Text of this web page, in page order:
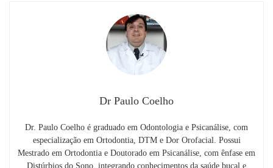
Dr Paulo Coelho
Dr. Paulo Coelho é graduado em Odontologia e Psicanálise, com
especialização em Ortodontia, DTM e Dor Orofacial. Possui
Mestrado em Ortodontia e Doutorado em Psicanálise, com ênfase em
Distúrbios do Sono, integrando conhecimentos da saúde bucal e